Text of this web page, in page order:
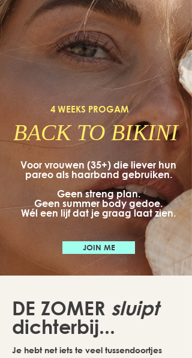
4 WEEKS PROGAM
BACK TO BIKINI
Voor vrouwen (35+) die liever hun
pareo als haarband gebruiken.
Geen streng plan.
Geen summer body gedoe.
Wél een lijf dat je graag laat zien.
JOIN ME
DE ZOMER sluipt
dichterbij...
Je hebt net iets te veel tussendoortjes